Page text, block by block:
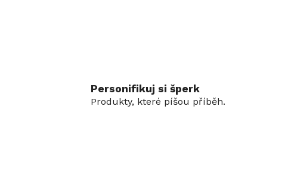
Personifikuj si šperk
Produkty, které píšou příběh.